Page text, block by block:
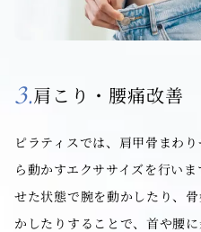
3.肩こり・腰痛改善
ピラティスでは、肩甲骨まわ
ら動かすエクササイズを行い
せた状態で腕を動かしたり、
かしたりすることで、首や腰